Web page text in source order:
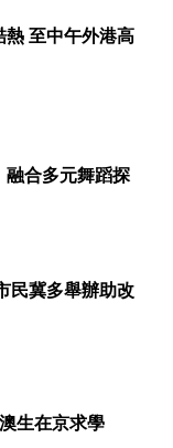
熱 至中午外港高
融合多元舞蹈探
民冀多舉辦助改
生在京求學